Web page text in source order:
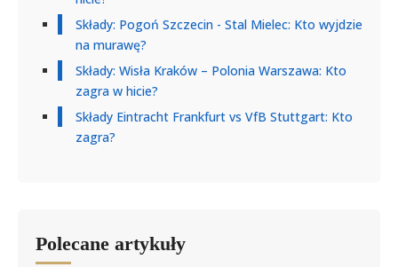
Składy: Pogoń Szczecin - Stal Mielec: Kto wyjdzie
na murawę?
Składy: Wisła Kraków – Polonia Warszawa: Kto
zagra w hicie?
Składy Eintracht Frankfurt vs VfB Stuttgart: Kto
zagra?
Polecane artykuły